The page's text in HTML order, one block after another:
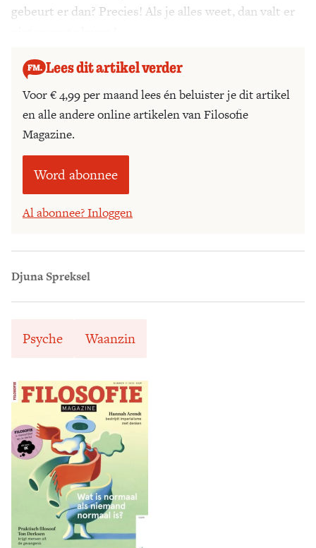
gebeurt er dan? Precies! Als je alles weet, dan valt er
Lees dit artikel verder
Voor € 4,99 per maand lees én beluister je dit artikel
en alle andere online artikelen van Filosofie
Magazine.
Word abonnee
Al abonnee? Inloggen
Djuna Spreksel
Psyche Waanzin